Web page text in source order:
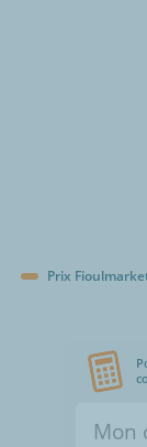
Prix